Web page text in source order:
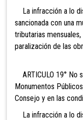
La infracción a lo
sancionada con una
tributarias
paralización de las
ARTICULO 19° No
Monumentos
Consejo y en las
La infracción a lo